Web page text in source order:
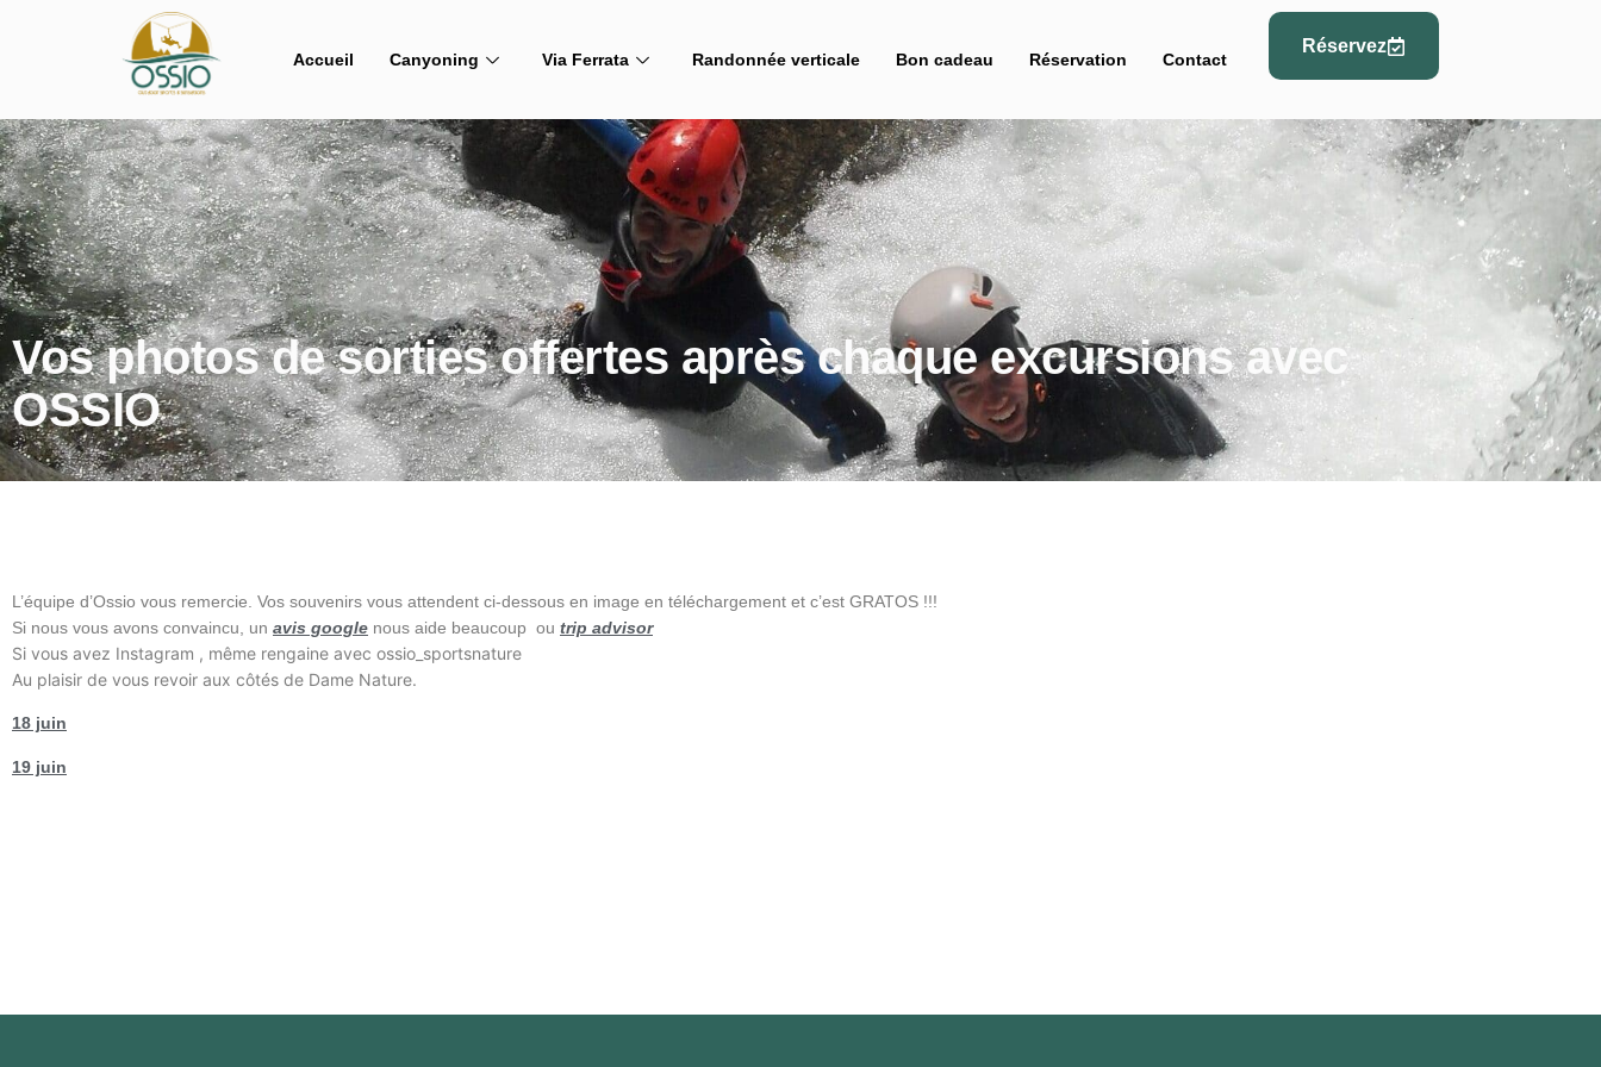
Accueil Canyoning Via Ferrata Randonnée verticale Bon cadeau Réservation Contact
Réservez
Vos photos de sorties offertes après chaque excursions avec
OSSIO
L’équipe d’Ossio vous remercie. Vos souvenirs vous attendent ci-dessous en image en téléchargement et c’est GRATOS !!!
Si nous vous avons convaincu, un avis google nous aide beaucoup ou trip advisor
Si vous avez Instagram , même rengaine avec ossio_sportsnature
Au plaisir de vous revoir aux côtés de Dame Nature.
18 juin
19 juin